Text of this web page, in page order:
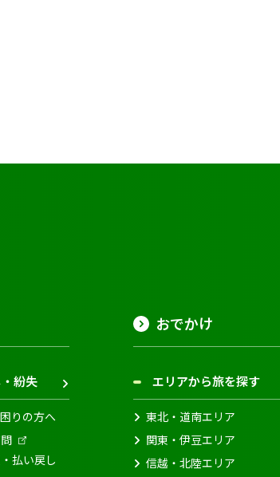
紛失
りの方へ
払い戻し
おでかけ
エリアから旅を探す
東北・道南エリア
関東・伊豆エリア
信越・北陸エリア